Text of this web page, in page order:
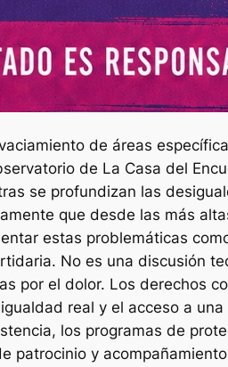
de áreas
de La Casa del
se profundizan las
que desde las más
estas problemáticas
No es una discusión
por el dolor. Los derechos
real y el acceso a
los programas de
patrocinio y